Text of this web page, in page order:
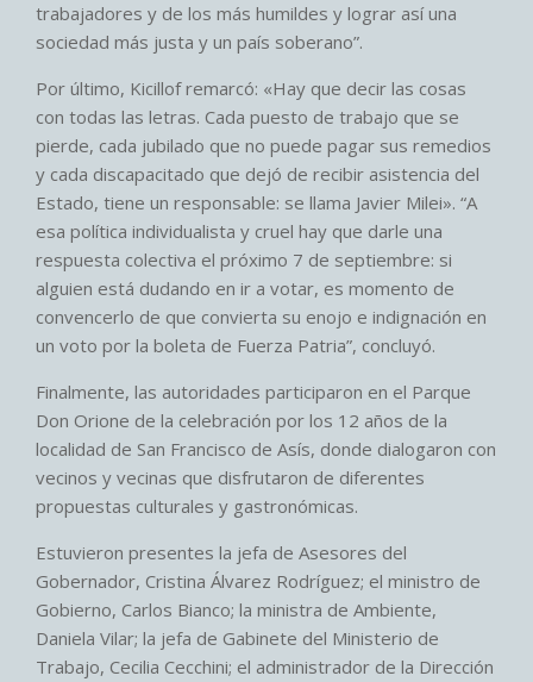
trabajadores y de los más humildes y lograr así una
sociedad más justa y un país soberano”.
Por último, Kicillof remarcó: «Hay que decir las cosas
con todas las letras. Cada puesto de trabajo que se
pierde, cada jubilado que no puede pagar sus remedios
y cada discapacitado que dejó de recibir asistencia del
Estado, tiene un responsable: se llama Javier Milei». “A
esa política individualista y cruel hay que darle una
respuesta colectiva el próximo 7 de septiembre: si
alguien está dudando en ir a votar, es momento de
convencerlo de que convierta su enojo e indignación en
un voto por la boleta de Fuerza Patria”, concluyó.
Finalmente, las autoridades participaron en el Parque
Don Orione de la celebración por los 12 años de la
localidad de San Francisco de Asís, donde dialogaron con
vecinos y vecinas que disfrutaron de diferentes
propuestas culturales y gastronómicas.
Estuvieron presentes la jefa de Asesores del
Gobernador, Cristina Álvarez Rodríguez; el ministro de
Gobierno, Carlos Bianco; la ministra de Ambiente,
Daniela Vilar; la jefa de Gabinete del Ministerio de
Trabajo, Cecilia Cecchini; el administrador de la Dirección